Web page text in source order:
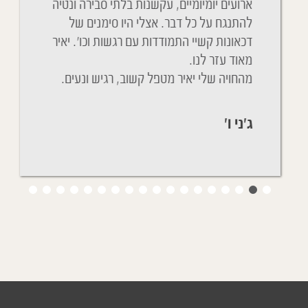
de la
ארועים יומיומיים, עקשנות בלתי סבירה ונטיה
להתנגח על כל דבר. אצלי היו סימנים של
דכאונות קשיי התמודדות עם רגשות וכו'. יאיר
מאוד עזר לנו.
מהחויה שלי יאיר מטפל קשוב, רגיש ונעים.
ג'ני ו'